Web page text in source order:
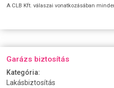
A CLB Kft. válaszai vonatkozásában
Garázs biztosítás
Kategória:
Lakásbiztosítás